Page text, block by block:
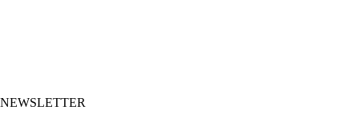
NEWSLETTER